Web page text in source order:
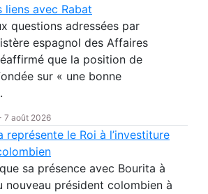
liens avec Rabat
questions adressées par
espagnol des Affaires
que la position de
sur « une bonne
7 août 2026
représente le Roi à l’investiture
sa présence avec Bourita à
nouveau président colombien à